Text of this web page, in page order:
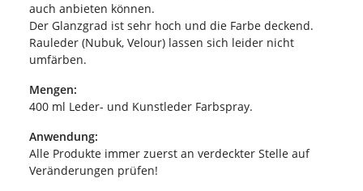
auch anbieten können.
Der Glanzgrad ist sehr hoch und die Farbe deckend.
Rauleder (Nubuk, Velour) lassen sich leider nicht
umfärben.
Mengen:
400 ml Leder- und Kunstleder Farbspray.
Anwendung:
Alle Produkte immer zuerst an verdeckter Stelle auf
Veränderungen prüfen!